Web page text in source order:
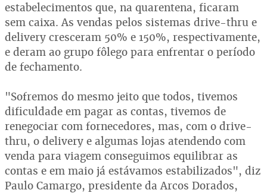
estabelecimentos que, na quarentena, ficaram
sem caixa. As vendas pelos sistemas drive-thru e
delivery cresceram 50% e 150%, respectivamente,
e deram ao grupo fôlego para enfrentar o período
de fechamento.
"Sofremos do mesmo jeito que todos, tivemos
dificuldade em pagar as contas, tivemos de
renegociar com fornecedores, mas, com o drive-
thru, o delivery e algumas lojas atendendo com
venda para viagem conseguimos equilibrar as
contas e em maio já estávamos estabilizados", diz
Paulo Camargo, presidente da Arcos Dorados,